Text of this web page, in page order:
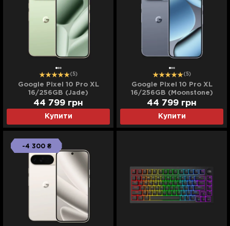
(5)
Google Pixel 10 Pro XL
16/256GB (Jade)
Купити
44 799 грн
(5)
Google Pixel 10 Pro XL
16/256GB (Moonstone)
Купити
44 799 грн
-4 300 ₴